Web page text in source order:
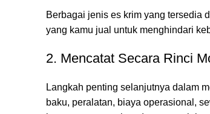
Berbagai jenis es krim yang tersedia
yang kamu jual untuk menghindari
2. Mencatat Secara Rinci
Langkah penting selanjutnya dalam
baku, peralatan, biaya operasional,